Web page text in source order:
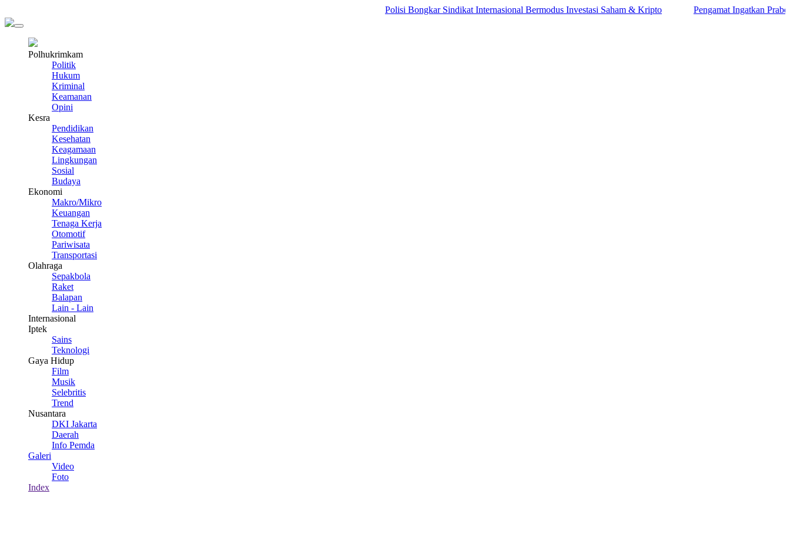
Polisi Bongkar Sindikat Internasional Bermodus Investasi Saham & Kripto Pengamat Ingatkan Prabowo:
Polhukrimkam
Politik
Hukum
Kriminal
Keamanan
Opini
Kesra
Pendidikan
Kesehatan
Keagamaan
Lingkungan
Sosial
Budaya
Ekonomi
Makro/Mikro
Keuangan
Tenaga Kerja
Otomotif
Pariwisata
Transportasi
Olahraga
Sepakbola
Raket
Balapan
Lain - Lain
Internasional
Iptek
Sains
Teknologi
Gaya Hidup
Film
Musik
Selebritis
Trend
Nusantara
DKI Jakarta
Daerah
Info Pemda
Galeri
Video
Foto
Index